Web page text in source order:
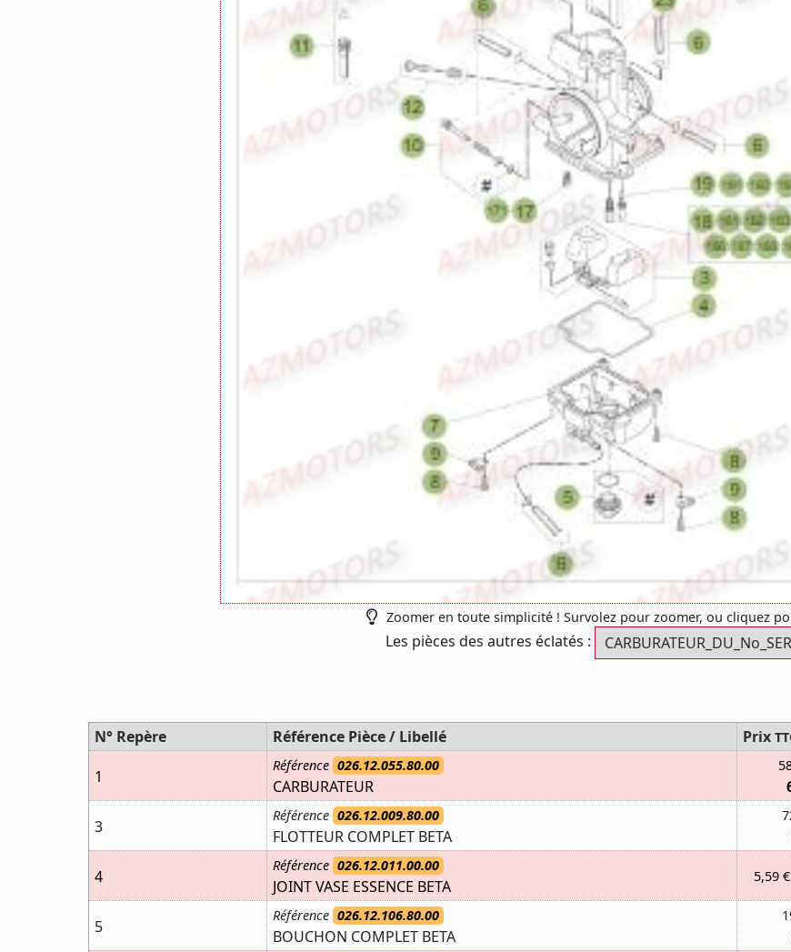
Zoomer en toute simplicité ! Survolez pour zoomer, ou cliquez
Les pièces des autres éclatés :
N° Repère Référence Pièce / Libellé Prix
1
Référence 026.12.055.80.00
CARBURATEUR
3
Référence 026.12.009.80.00
FLOTTEUR COMPLET BETA
4
Référence 026.12.011.00.00
JOINT VASE ESSENCE BETA
5,59
5
Référence 026.12.106.80.00
BOUCHON COMPLET BETA